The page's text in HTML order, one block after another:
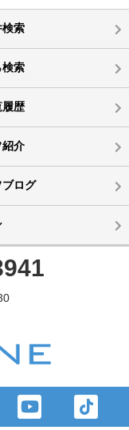
検索
検索
履歴
紹介
ブログ